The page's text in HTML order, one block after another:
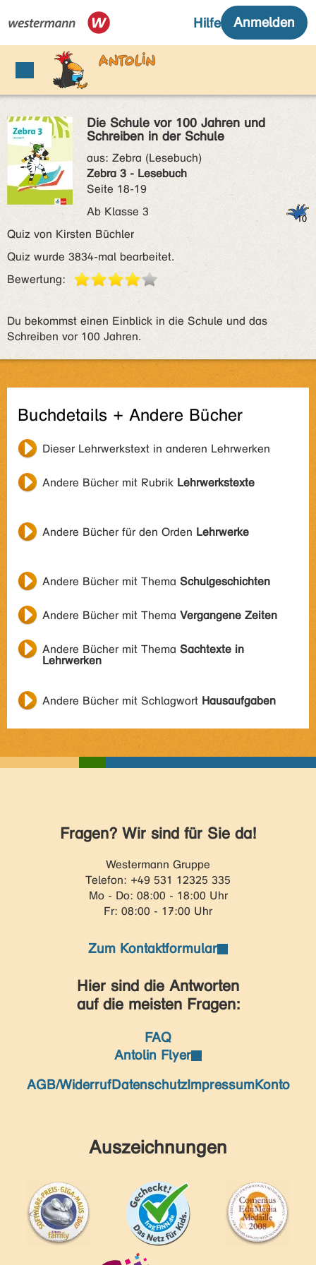
Die Schule vor 100 Jahren und
Schreiben in der Schule
aus: Zebra (Lesebuch)
Zebra 3 - Lesebuch
Seite 18-19
Ab Klasse 3
Quiz von Kirsten Büchler
Quiz wurde 3834-mal bearbeitet.
Bewertung:
Du bekommst einen Einblick in die Schule und das
Schreiben vor 100 Jahren.
Buchdetails + Andere Bücher
Dieser Lehrwerkstext in anderen Lehrwerken
Andere Bücher mit Rubrik Lehrwerkstexte
Andere Bücher für den Orden Lehrwerke
Andere Bücher mit Thema Schulgeschichten
Andere Bücher mit Thema Vergangene Zeiten
Andere Bücher mit Thema Sachtexte in
Lehrwerken
Andere Bücher mit Schlagwort Hausaufgaben